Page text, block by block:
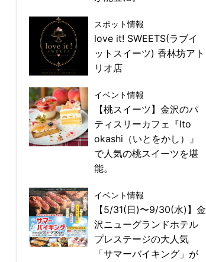
スポット情報
love it! SWEETS(ラブイ
ットスイーツ) 香林坊アト
リオ店
イベント情報
【桃スイーツ】金沢のパ
ティスリーカフェ『Ito
okashi（いとをかし）』
で人気の桃スイーツを堪
能。
イベント情報
【5/31(日)〜9/30(水)】金
沢ニューグランドホテル
プレステージの大人気
「サマーバイキング」が